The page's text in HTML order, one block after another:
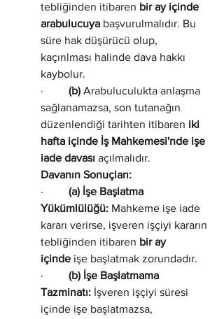
tebliğinden itibaren bir ay içinde
arabulucuya başvurulmalıdır. Bu
süre hak düşürücü olup,
kaçırılması halinde dava hakkı
kaybolur.
· (b) Arabuluculukta anlaşma
sağlanamazsa, son tutanağın
düzenlendiği tarihten itibaren iki
hafta içinde İş Mahkemesi'nde işe
iade davası açılmalıdır.
Davanın Sonuçları:
· (a) İşe Başlatma
Yükümlülüğü: Mahkeme işe iade
kararı verirse, işveren işçiyi kararın
tebliğinden itibaren bir ay
içinde işe başlatmak zorundadır.
· (b) İşe Başlatmama
Tazminatı: İşveren işçiyi süresi
içinde işe başlatmazsa,